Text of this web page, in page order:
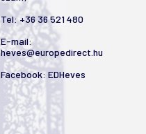
Tel:+36 36 521 480
E-mail:
heves@europedirect.hu
Facebook: EDHeves